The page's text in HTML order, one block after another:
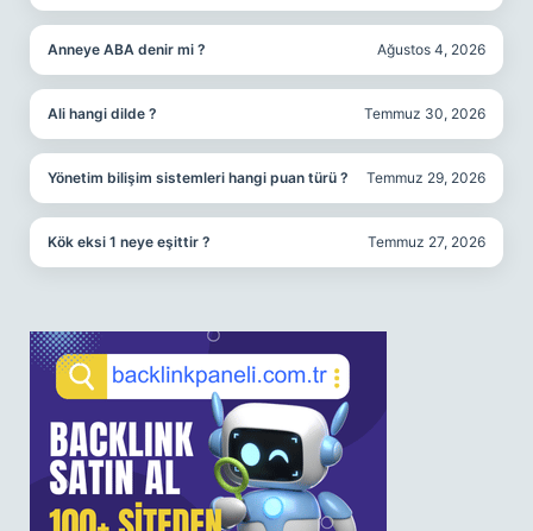
Anneye ABA denir mi ? Ağustos 4, 2026
Ali hangi dilde ? Temmuz 30, 2026
Yönetim bilişim sistemleri hangi puan türü ? Temmuz 29, 2026
Kök eksi 1 neye eşittir ? Temmuz 27, 2026